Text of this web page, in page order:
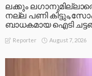
ലക്കും
നല്ല പണി
ബാധകമായ ഐടി
Reporter August 7, 2026